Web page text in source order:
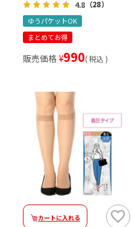
4.8 （28）
ゆうパケットOK
まとめてお得
販売価格 ¥990 税込
カートに入れる